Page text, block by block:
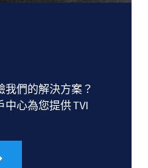
們的解決方案？
中心為您提供TVI